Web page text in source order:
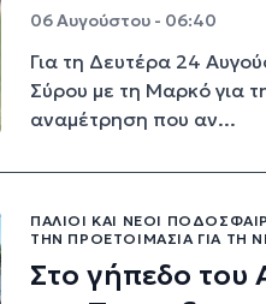
06 Αυγούστου - 06:40
Για τη Δευτέρα 24
Σύρου με τη Μαρκό για
αναμέτρηση που αν...
ΠΑΛΙΟΊ ΚΑΙ ΝΈΟΙ
ΤΗΝ ΠΡΟΕΤΟΙΜΑΣΊΑ ΓΙΑ ΤΗ
Στο γήπεδο του